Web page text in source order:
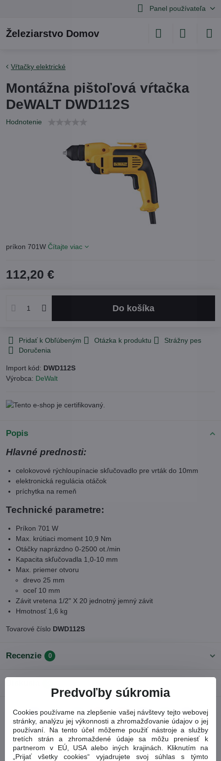
Panel používateľa
Železiarstvo Domov
Vŕtačky elektrické
Montážna pištoľová vŕtačka
DeWALT DWD112S
Hodnotenie
príkon 701W Čítajte viac
112,20 €
Do košíka
Pridať k Obľúbeným Otázka k produktu
Strážny pes
Doručenia
Import kód: DWD112S
Výrobca: DeWalt
Popis
Hlavné prednosti:
celokovové rýchloupínacie skľučovadlo pre vrták do 10mm
elektronická regulácia otáčok
príchytka na remeň
Technické parametre:
Príkon 701 W
Max. krútiaci moment 10,9 Nm
Otáčky naprázdno 0-2500 ot./min
Kapacita skľučovadla 1,0-10 mm
Max. priemer otvoru
drevo 25 mm
oceľ 10 mm
Závit vretena 1/2" X 20 jednotný jemný závit
Hmotnosť 1,6 kg
Tovarové číslo DWD112S
Recenzie 0
FacebookTwitter BlueskyPinterestRedditLinkedInWhatsApp
E-
mail
Predchádzajúci
produkt
Predvoľby súkromia
Cookies používame na zlepšenie vašej návštevy tejto webovej
stránky, analýzu jej výkonnosti a zhromažďovanie údajov o jej
používaní. Na tento účel môžeme použiť nástroje a služby
tretích strán a zhromaždené údaje sa môžu preniesť k
partnerom v EÚ, USA alebo iných krajinách. Kliknutím na
„Prijať všetky cookies“ vyjadrujete svoj súhlas s týmto